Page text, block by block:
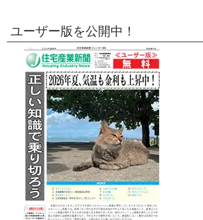
ユーザー版を公開中！